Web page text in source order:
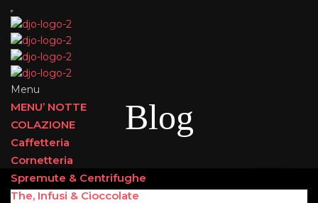
Menu
MENU’ NOTTE
COLAZIONE
Caffetteria
Cornetteria
Spremute & Centrifughe
The, Infusi & Cioccolate
Blog